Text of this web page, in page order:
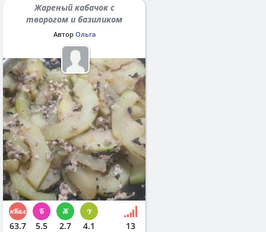
Жареный кабачок с
творогом и базиликом
Автор Ольга
63.7 5.5 2.7 4.1 13